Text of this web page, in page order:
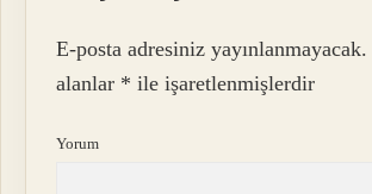
E-posta adresiniz yayınlanmayacak.
alanlar * ile işaretlenmişlerdir
Yorum